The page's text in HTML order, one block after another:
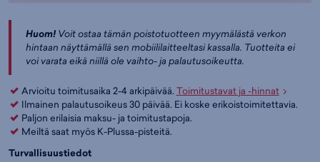
Huom!Voit ostaa tämän poistotuotteen myymälästä verkon
hintaan näyttämällä sen mobiililaitteeltasi kassalla. Tuotteita ei
voi varata eikä niillä ole vaihto- ja palautusoikeutta.
Arvioitu toimitusaika 2-4 arkipäivää. Toimitustavat ja -hinnat
Ilmainen palautusoikeus 30 päivää. Ei koske erikoistoimitettavia.
Paljon erilaisia maksu- ja toimitustapoja.
Meiltä saat myös K-Plussa-pisteitä.
Turvallisuustiedot